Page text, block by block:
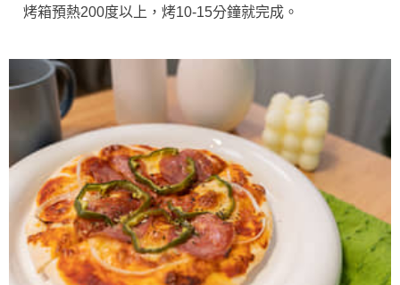
烤箱預熱200度以上，烤10-15分鐘就完成。